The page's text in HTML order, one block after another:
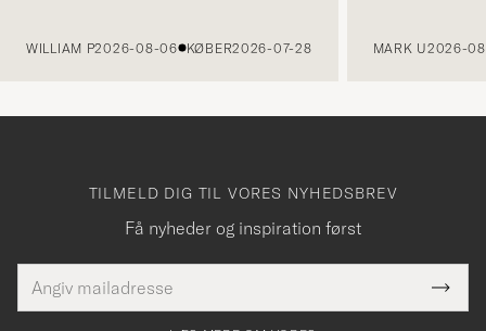
WILLIAM P2026-08-06 KØBER2026-07-28 MARK U2026-
TILMELD DIG TIL VORES NYHEDSBREV
Få nyheder og inspiration først
mailadresse
skal
Tack
för